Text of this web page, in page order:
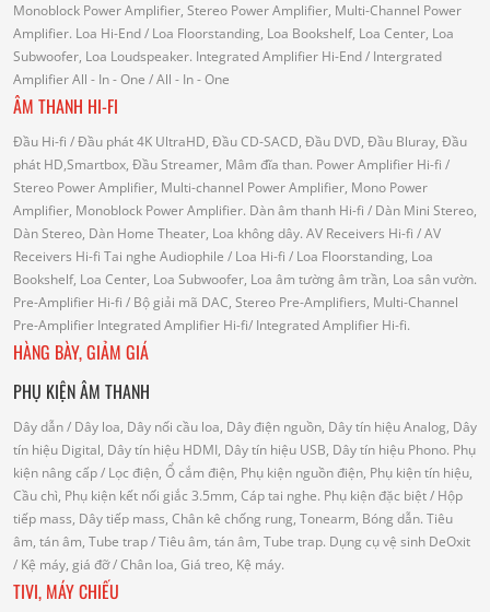
Monoblock Power Amplifier, Stereo Power Amplifier, Multi-Channel Power
Amplifier. Loa Hi-End/ Loa Floorstanding, Loa Bookshelf, Loa Center, Loa
Subwoofer, Loa Loudspeaker. Integrated Amplifier Hi-End/ Intergrated
AmplifierAll - In - One / All - In - One
ÂM THANH HI-FI
Đầu Hi-fi / Đầu phát 4K UltraHD, Đầu CD-SACD, Đầu DVD, Đầu Bluray, Đầu
phát HD,Smartbox, Đầu Streamer, Mâm đĩa than. Power Amplifier Hi-fi /
Stereo Power Amplifier, Multi-channel Power Amplifier, Mono Power
Amplifier, Monoblock Power Amplifier. Dàn âm thanh Hi-fi / Dàn Mini Stereo,
Dàn Stereo, Dàn Home Theater, Loa không dây. AV Receivers Hi-fi / AV
Receivers Hi-fi Tai nghe Audiophile / Loa Hi-fi / Loa Floorstanding, Loa
Bookshelf, Loa Center, Loa Subwoofer, Loa âm tường âm trần, Loa sân vườn.
Pre-Amplifier Hi-fi / Bộ giải mã DAC, Stereo Pre-Amplifiers, Multi-Channel
Pre-Amplifier Integrated Amplifier Hi-fi/ Integrated Amplifier Hi-fi.
HÀNG BÀY, GIẢM GIÁ
PHỤ KIỆN ÂM THANH
Dây dẫn/ Dây loa, Dây nối cầu loa, Dây điện nguồn, Dây tín hiệu Analog, Dây
tín hiệu Digital, Dây tín hiệu HDMI, Dây tín hiệu USB, Dây tín hiệu Phono. Phụ
kiện nâng cấp/ Lọc điện, Ổ cắm điện, Phụ kiện nguồn điện, Phụ kiện tín hiệu,
Cầu chì, Phụ kiện kết nối giắc 3.5mm, Cáp tai nghe. Phụ kiện đặc biệt/ Hộp
tiếp mass, Dây tiếp mass, Chân kê chống rung, Tonearm, Bóng dẫn. Tiêu
âm, tán âm, Tube trap/ Tiêu âm, tán âm, Tube trap. Dụng cụ vệ sinh DeOxit
/ Kệ máy, giá đỡ/ Chân loa, Giá treo, Kệ máy.
TIVI, MÁY CHIẾU